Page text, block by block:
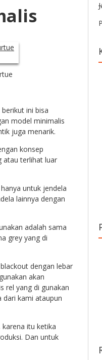
ini bisa
model minimalis
juga menarik.
konsep
atau terlihat luar
untuk jendela
lainnya dengan
adalah sama
grey yang di
dengan lebar
akan
rel yang di gunakan
dari kami ataupun
itu ketika
Dan untuk